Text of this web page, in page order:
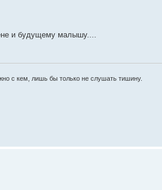
и будущему малышу....
с кем, лишь бы только не слушать тишину.